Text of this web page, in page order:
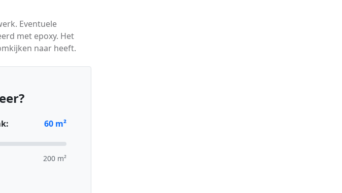
Eventuele
met epoxy. Het
naar heeft.
60 m²
200 m²